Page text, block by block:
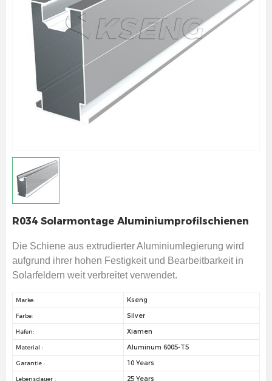
R034 Solarmontage Aluminiumprofilschienen
Die Schiene aus extrudierter Aluminiumlegierung wird
aufgrund ihrer hohen Festigkeit und Bearbeitbarkeit in
Solarfeldern weit verbreitet verwendet.
Marke: Kseng
Farbe: Silver
Hafen: Xiamen
Material : Aluminum 6005-T5
Garantie : 10 Years
Lebensdauer : 25 Years